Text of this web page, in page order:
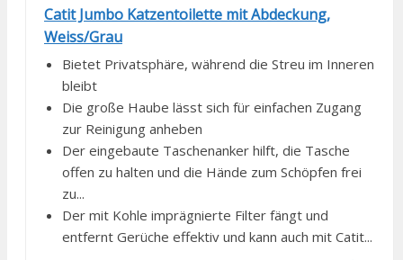
Catit Jumbo Katzentoilette mit Abdeckung,
Weiss/Grau
Bietet Privatsphäre, während die Streu im Inneren
bleibt
Die große Haube lässt sich für einfachen Zugang
zur Reinigung anheben
Der eingebaute Taschenanker hilft, die Tasche
offen zu halten und die Hände zum Schöpfen frei
zu...
Der mit Kohle imprägnierte Filter fängt und
entfernt Gerüche effektiv und kann auch mit Catit...